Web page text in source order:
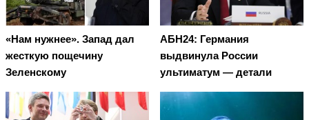
«Нам нужнее». Запад дал
жесткую пощечину
Зеленскому
АБН24: Германия
выдвинула России
ультиматум — детали